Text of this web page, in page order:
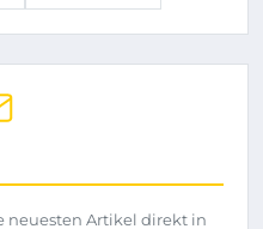
neuesten Artikel direkt in